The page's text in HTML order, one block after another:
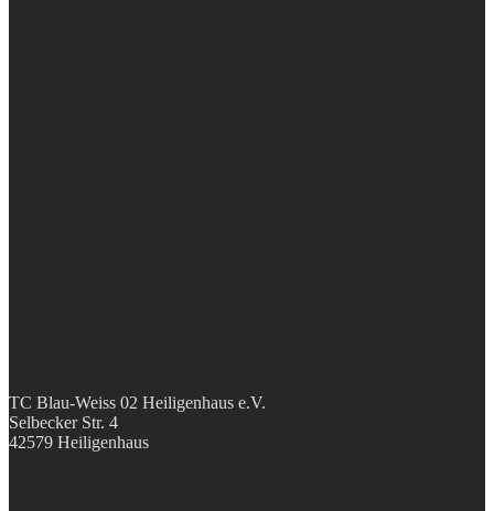
TC Blau-Weiss 02 Heiligenhaus e.V.
Selbecker Str. 4
42579 Heiligenhaus